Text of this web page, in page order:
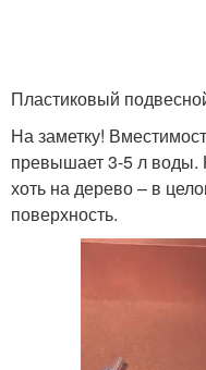
Пластиковый
На заметку!
превышает 3-5 л воды.
хоть на дерево – в
поверхность.